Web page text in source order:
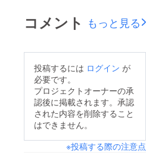
鼻もむずむずしつつで
すがHappyな気分に
の営業は14日（金）で
す！なんとなんとバレ
ンタイン！皆様のお越
しをお待ちしておりま
す！リターンについて
ももう少々お待ちくだ
さいませ。
てるよー！とおっ
により頑張ろう！と感
じ、ここまでくること
ができました。また、
高校生で起業するとい
うことを否定せず、応
援、協力してくれた家
族や友人にも感謝の気
みません。正直とても
バタバタでオープンを
り、1月中にオープン
をすることができま
す！ご協力、応援して
くださった方々、本当
す！私たちらしくわく
コメント もっと見る
投稿するには ログイン が
必要です。
プロジェクトオーナーの承
認後に掲載されます。承認
された内容を削除すること
はできません。
※投稿する際の注意点